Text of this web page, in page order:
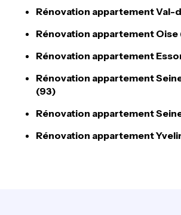
Rénovation appartement Val-
Rénovation appartement Oise
Rénovation appartement
Rénovation appartement
(93)
Rénovation appartement
Rénovation appartement